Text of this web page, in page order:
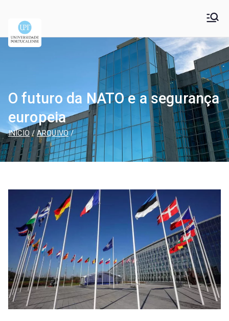
Universidade
Portucalense – Infante
D. Henrique
Universidade Portucalense Infante D. Henrique is a
cooperative higher education and scientific research
O futuro da NATO e a segurança
europeia
INÍCIO ARQUIVO